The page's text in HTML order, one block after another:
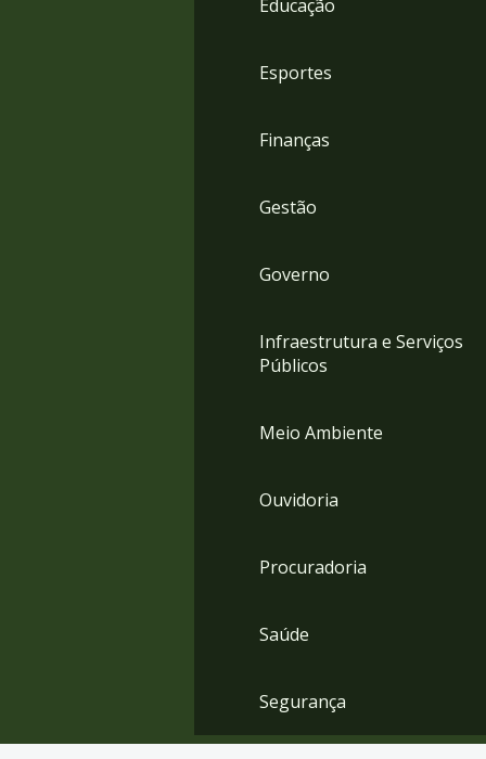
Educação
Esportes
Finanças
Gestão
Governo
Infraestrutura e Serviços
Públicos
Meio Ambiente
Ouvidoria
Procuradoria
Saúde
Segurança